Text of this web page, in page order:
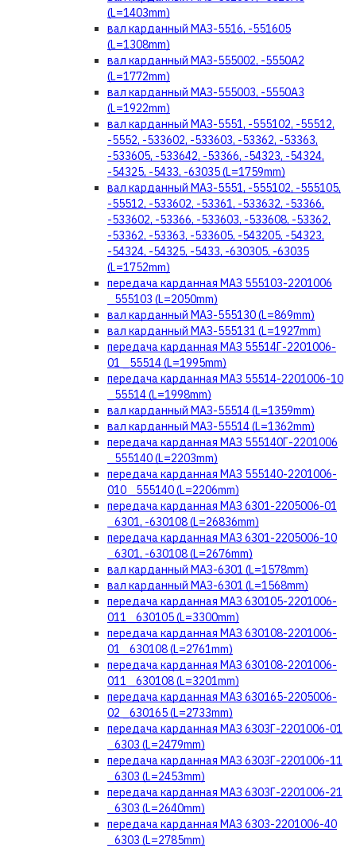
(L=1403mm)
вал карданный МАЗ-5516, -551605
(L=1308mm)
вал карданный МАЗ-555002, -5550А2
(L=1772mm)
вал карданный МАЗ-555003, -5550А3
(L=1922mm)
вал карданный МАЗ-5551, -555102, -55512,
-5552, -533602, -533603, -53362, -53363,
-533605, -533642, -53366, -54323, -54324,
-54325, -5433, -63035 (L=1759mm)
вал карданный МАЗ-5551, -555102, -555105,
-55512, -533602, -53361, -533632, -53366,
-533602, -53366, -533603, -533608, -53362,
-53362, -53363, -533605, -543205, -54323,
-54324, -54325, -5433, -630305, -63035
(L=1752mm)
передача карданная МАЗ 555103-2201006
_555103 (L=2050mm)
вал карданный МАЗ-555130 (L=869mm)
вал карданный МАЗ-555131 (L=1927mm)
передача карданная МАЗ 55514Г-2201006-
01 _55514 (L=1995mm)
передача карданная МАЗ 55514-2201006-10
_55514 (L=1998mm)
вал карданный МАЗ-55514 (L=1359mm)
вал карданный МАЗ-55514 (L=1362mm)
передача карданная МАЗ 555140Г-2201006
_555140 (L=2203mm)
передача карданная МАЗ 555140-2201006-
010 _555140 (L=2206mm)
передача карданная МАЗ 6301-2205006-01
_6301, -630108 (L=26836mm)
передача карданная МАЗ 6301-2205006-10
_6301, -630108 (L=2676mm)
вал карданный МАЗ-6301 (L=1578mm)
вал карданный МАЗ-6301 (L=1568mm)
передача карданная МАЗ 630105-2201006-
011 _630105 (L=3300mm)
передача карданная МАЗ 630108-2201006-
01 _630108 (L=2761mm)
передача карданная МАЗ 630108-2201006-
011 _630108 (L=3201mm)
передача карданная МАЗ 630165-2205006-
02 _630165 (L=2733mm)
передача карданная МАЗ 6303Г-2201006-01
_6303 (L=2479mm)
передача карданная МАЗ 6303Г-2201006-11
_6303 (L=2453mm)
передача карданная МАЗ 6303Г-2201006-21
_6303 (L=2640mm)
передача карданная МАЗ 6303-2201006-40
_6303 (L=2785mm)